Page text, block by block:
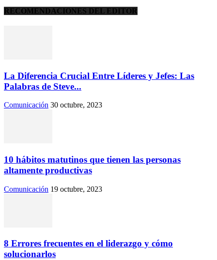
RECOMENDACIONES DEL EDITOR
La Diferencia Crucial Entre Líderes y Jefes: Las
Palabras de Steve...
Comunicación 30 octubre, 2023
10 hábitos matutinos que tienen las personas
altamente productivas
Comunicación 19 octubre, 2023
8 Errores frecuentes en el liderazgo y cómo
solucionarlos